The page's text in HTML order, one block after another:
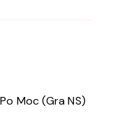
Moc (Gra NS)